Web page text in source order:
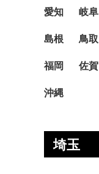
愛知 岐阜
島根 鳥取
福岡 佐賀
沖縄
埼玉